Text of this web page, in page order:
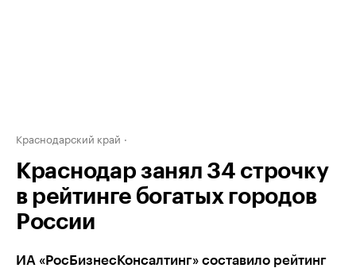
Краснодарский край
Краснодар занял 34 строчку
в рейтинге богатых городов
России
ИА «РосБизнесКонсалтинг» составило рейтинг